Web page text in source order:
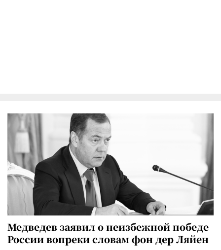
Медведев заявил о неизбежной победе
России вопреки словам фон дер Ляйен